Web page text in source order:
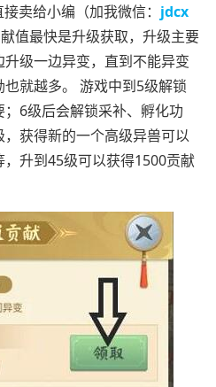
卖给小编（加我微信： jdcx
值最快是升级获取，升级主要
级一边异变，直到不能异变
就越多。 游戏中到5级解锁
6级后会解锁采补、孵化功
获得新的一个高级异兽可以
升到45级可以获得1500贡献